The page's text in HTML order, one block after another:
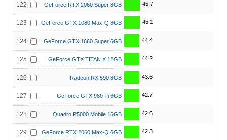
122 GeForce RTX 2060 Super 8GB 45.7
123 GeForce GTX 1080 Max-Q 8GB 45.1
124 GeForce GTX 1660 Super 6GB 44.4
125 GeForce GTX TITAN X 12GB 44.2
126 Radeon RX 590 8GB 43.6
127 GeForce GTX 980 Ti 6GB 42.7
128 Quadro P5000 Mobile 16GB 42.6
129 GeForce RTX 2060 Max-Q 6GB 42.3